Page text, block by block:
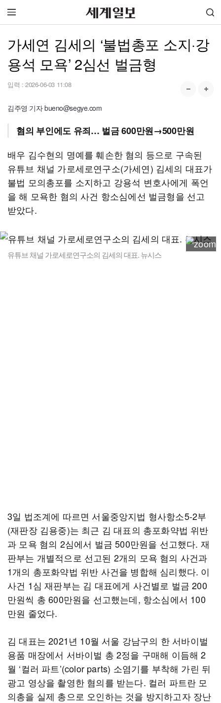
가세연 김세의 ‘불법총포 소지·강
용석 모욕’ 2심선 벌금형
입력 : 2026-06-03 11:08
김주영 기자 bueno@segye.com
혐의 부인에도 유죄… 벌금 600만원→500만원
배우 김수현의 명예를 훼손한 혐의 등으로 구속된
유튜브 채널 가로세로연구소(가세연) 김세의 대표가
불법 모의총포를 소지하고 강용석 변호사에게 폭언
을 해 모욕한 혐의 사건 항소심에선 벌금형을 선고
받았다.
유튜브 채널 가로세로연구소의 김세의 대표. 뉴시스
3일 법조계에 따르면 서울중앙지법 형사항소5-2부
(재판장 김용중)는 최근 김 대표의 총포화약법 위반
과 모욕 혐의 2심에서 벌금 500만원을 선고했다. 재
판부는 개별적으로 선고된 2개의 모욕 혐의 사건과
1개의 총포화약법 위반 사건을 병합해 심리했다. 이
사건 1심 재판부는 김 대표에게 사건별로 벌금 200
만원씩 총 600만원을 선고했는데, 항소심에서 100
만원 줄었다.
김 대표는 2021년 10월 서울 강남구의 한 서바이벌
용품 매장에서 서바이벌 총 2정을 구매해 이듬해 2
월 ‘컬러 파트’(color parts) 소염기를 부착해 가린 뒤
광고 영상을 촬영한 혐의를 받는다. 컬러 파트란 모
의총을 실제 총으로 오인하는 것을 방지하고자 장난